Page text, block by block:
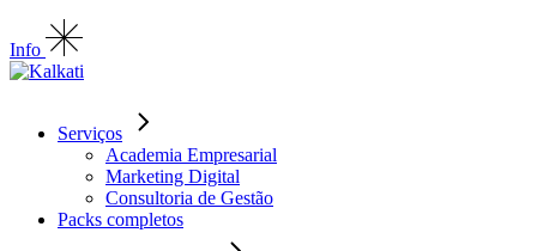
Info
Serviços
Academia Empresarial
Marketing Digital
Consultoria de Gestão
Packs completos